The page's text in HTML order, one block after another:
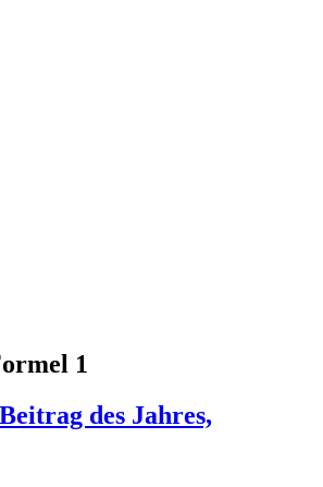
1
des Jahres,